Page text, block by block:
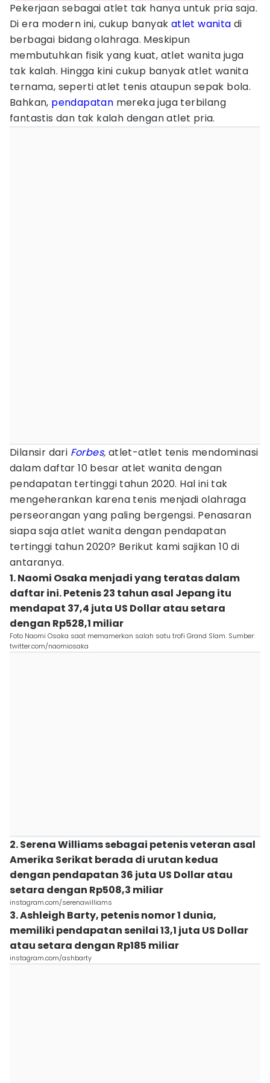
Pekerjaan sebagai atlet tak hanya untuk pria saja.
Di era modern ini, cukup banyak atlet wanita di
berbagai bidang olahraga. Meskipun
membutuhkan fisik yang kuat, atlet wanita juga
tak kalah. Hingga kini cukup banyak atlet wanita
ternama, seperti atlet tenis ataupun sepak bola.
Bahkan, pendapatan mereka juga terbilang
fantastis dan tak kalah dengan atlet pria.
Dilansir dari Forbes, atlet-atlet tenis mendominasi
dalam daftar 10 besar atlet wanita dengan
pendapatan tertinggi tahun 2020. Hal ini tak
mengeherankan karena tenis menjadi olahraga
perseorangan yang paling bergengsi. Penasaran
siapa saja atlet wanita dengan pendapatan
tertinggi tahun 2020? Berikut kami sajikan 10 di
antaranya.
1. Naomi Osaka menjadi yang teratas dalam
daftar ini. Petenis 23 tahun asal Jepang itu
mendapat 37,4 juta US Dollar atau setara
dengan Rp528,1 miliar
Foto Naomi Osaka saat memamerkan salah satu trofi Grand Slam. Sumber:
twitter.com/naomiosaka
2. Serena Williams sebagai petenis veteran asal
Amerika Serikat berada di urutan kedua
dengan pendapatan 36 juta US Dollar atau
setara dengan Rp508,3 miliar
instagram.com/serenawilliams
3. Ashleigh Barty, petenis nomor 1 dunia,
memiliki pendapatan senilai 13,1 juta US Dollar
atau setara dengan Rp185 miliar
instagram.com/ashbarty